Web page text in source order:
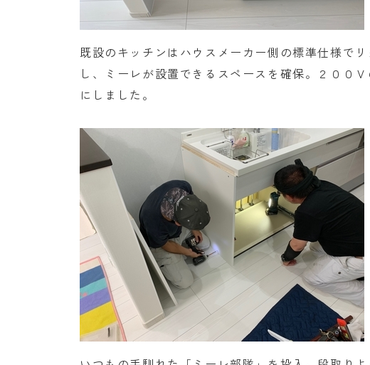
既設のキッチンはハウスメーカー側の標準仕様で
し、ミーレが設置できるスペースを確保。２００
にしました。